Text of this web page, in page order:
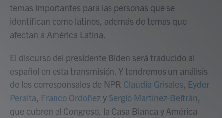
temas importantes para las personas que se
identifican como latinos, además de temas que
afectan a América Latina.
El discurso del presidente Biden será traducido al
español en esta transmisión. Y tendremos un análisis
de los corresponsales de NPR Claudia Grisales, Eyder
Peralta, Franco Ordoñez y Sergio Martínez-Beltrán,
que cubren el Congreso, la Casa Blanca y América